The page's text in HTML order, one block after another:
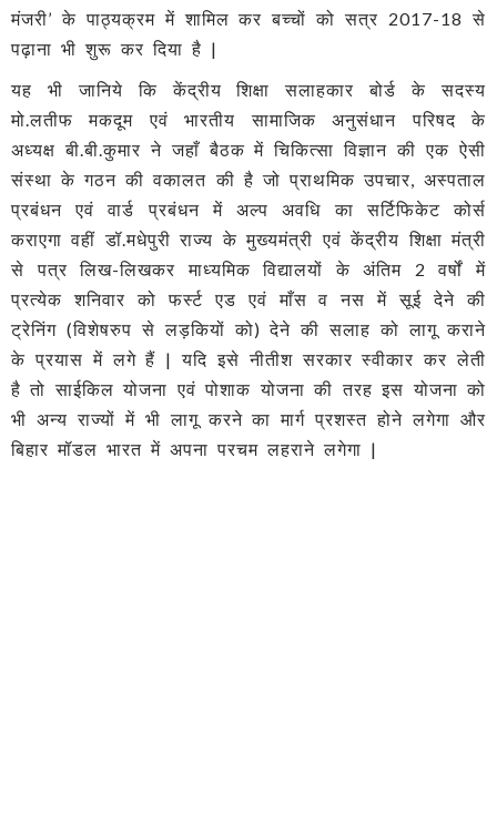
मंजरी’ के पाठ्यक्रम में शामिल कर बच्चों को सत्र 2017-18 से
पढ़ाना भी शुरू कर दिया है |
यह भी जानिये कि केंद्रीय शिक्षा सलाहकार बोर्ड के सदस्य
मो.लतीफ मकदूम एवं भारतीय सामाजिक अनुसंधान परिषद के
अध्यक्ष बी.बी.कुमार ने जहाँ बैठक में चिकित्सा विज्ञान की एक ऐसी
संस्था के गठन की वकालत की है जो प्राथमिक उपचार, अस्पताल
प्रबंधन एवं वार्ड प्रबंधन में अल्प अवधि का सर्टिफिकेट कोर्स
कराएगा वहीं डॉ.मधेपुरी राज्य के मुख्यमंत्री एवं केंद्रीय शिक्षा मंत्री
से पत्र लिख-लिखकर माध्यमिक विद्यालयों के अंतिम 2 वर्षों में
प्रत्येक शनिवार को फर्स्ट एड एवं माँस व नस में सूई देने की
ट्रेनिंग (विशेषरुप से लड़कियों को) देने की सलाह को लागू कराने
के प्रयास में लगे हैं | यदि इसे नीतीश सरकार स्वीकार कर लेती
है तो साईकिल योजना एवं पोशाक योजना की तरह इस योजना को
भी अन्य राज्यों में भी लागू करने का मार्ग प्रशस्त होने लगेगा और
बिहार मॉडल भारत में अपना परचम लहराने लगेगा |